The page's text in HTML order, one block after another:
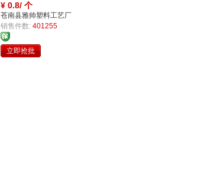
障
¥ 0.8/ 个
苍南县雅帅塑料工艺厂
销售件数: 401255
立即抢批